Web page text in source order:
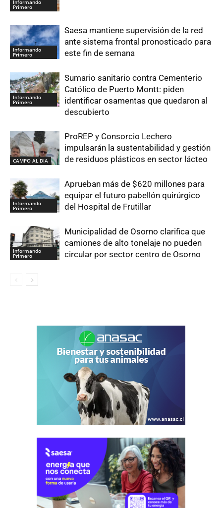
Informando
Primero
Informando
Primero
Saesa mantiene supervisión de la red
ante sistema frontal pronosticado para
este fin de semana
Informando
Primero
Sumario sanitario contra Cementerio
Católico de Puerto Montt: piden
identificar osamentas que quedaron al
descubierto
CAMPO AL DIA
ProREP y Consorcio Lechero
impulsarán la sustentabilidad y gestión
de residuos plásticos en sector lácteo
Informando
Primero
Aprueban más de $620 millones para
equipar el futuro pabellón quirúrgico
del Hospital de Frutillar
Informando
Primero
Municipalidad de Osorno clarifica que
camiones de alto tonelaje no pueden
circular por sector centro de Osorno